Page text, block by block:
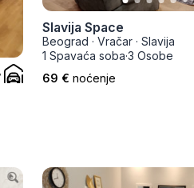
Slavija Space
Beograd · Vračar · Slavija
1 Spavaća soba·3 Osobe
69 € noćenje